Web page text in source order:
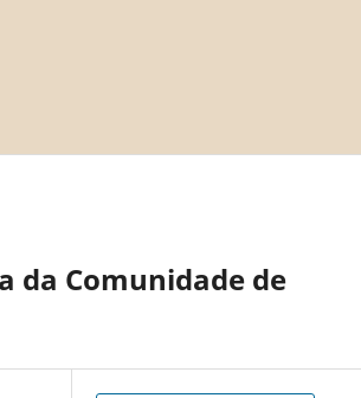
da Comunidade de